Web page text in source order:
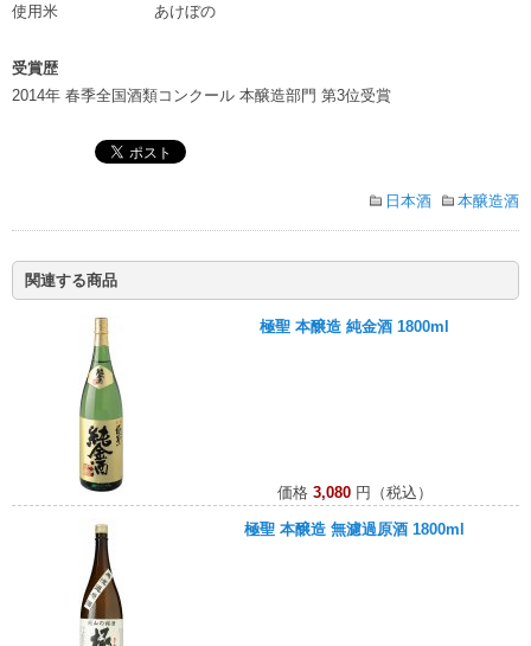
使用米
あけぼの
受賞歴
2014年 春季全国酒類コンクール 本醸造部門 第3位受賞
日本酒 本醸造酒
関連する商品
極聖 本醸造 純金酒 1800ml
価格 3,080円（税込）
極聖 本醸造 無濾過原酒 1800ml